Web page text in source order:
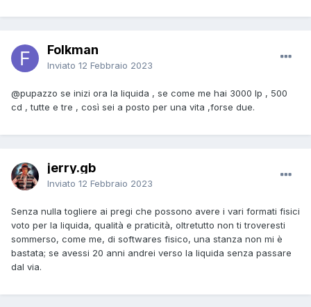
Folkman
Inviato 12 Febbraio 2023
@pupazzo se inizi ora la liquida , se come me hai 3000 lp , 500
cd , tutte e tre , così sei a posto per una vita ,forse due.
jerry.gb
Inviato 12 Febbraio 2023
Senza nulla togliere ai pregi che possono avere i vari formati fisici
voto per la liquida, qualità e praticità, oltretutto non ti troveresti
sommerso, come me, di softwares fisico, una stanza non mi è
bastata; se avessi 20 anni andrei verso la liquida senza passare
dal via.